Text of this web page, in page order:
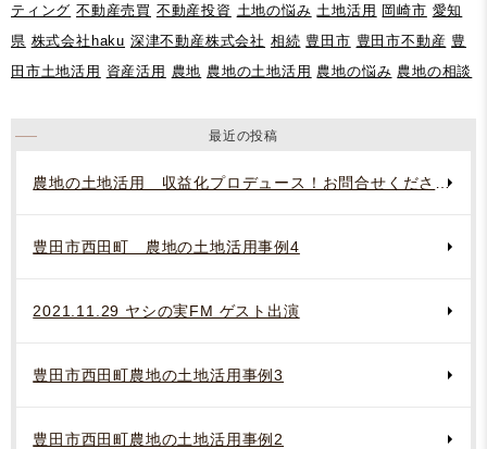
ティング 不動産売買 不動産投資 土地の悩み 土地活用 岡崎市 愛知
県 株式会社haku 深津不動産株式会社 相続 豊田市 豊田市不動産 豊
田市土地活用 資産活用 農地 農地の土地活用 農地の悩み 農地の相談
最近の投稿
農地の土地活用 収益化プロデュース！お問合せください。
豊田市西田町 農地の土地活用事例4
2021.11.29 ヤシの実FM ゲスト出演
豊田市西田町農地の土地活用事例3
豊田市西田町農地の土地活用事例2